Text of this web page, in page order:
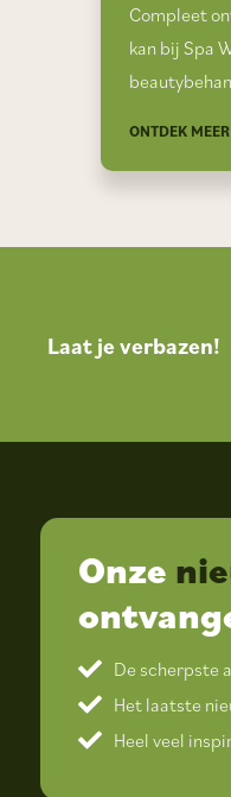
Compleet
kan bij Spa
ONTDEK MEER
Laat je verbazen!
Onze
De scherpste
Het laatste
Heel veel